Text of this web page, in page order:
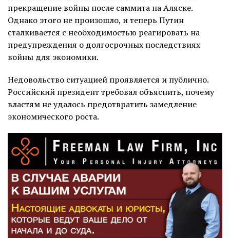
прекращение войны после саммита на Аляске.
Однако этого не произошло, и теперь Путин
сталкивается с необходимостью реагировать на
предупреждения о долгосрочных последствиях
войны для экономики.
Недовольство ситуацией проявляется и публично.
Российский президент требовал объяснить, почему
властям не удалось предотвратить замедление
экономического роста.